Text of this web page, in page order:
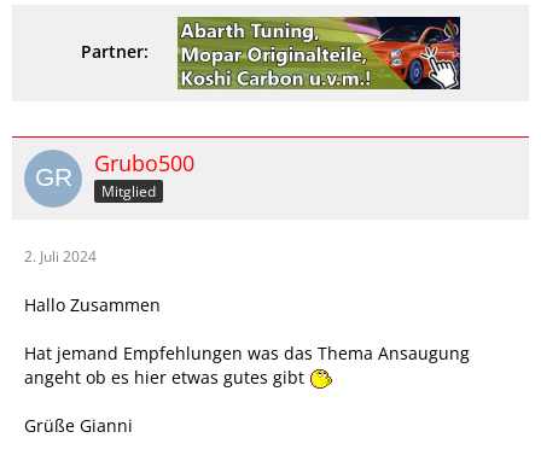
Partner:
Grubo500
Mitglied
2. Juli 2024
Hallo Zusammen
Hat jemand Empfehlungen was das Thema Ansaugung
angeht ob es hier etwas gutes gibt
Grüße Gianni